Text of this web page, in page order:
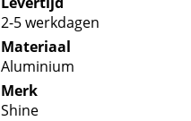
2-5 werkdagen
Materiaal
Aluminium
Merk
Shine